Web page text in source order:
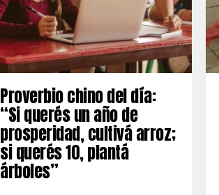
Proverbio chino del día:
“Si querés un año de
prosperidad, cultivá arroz;
si querés 10, plantá
árboles”